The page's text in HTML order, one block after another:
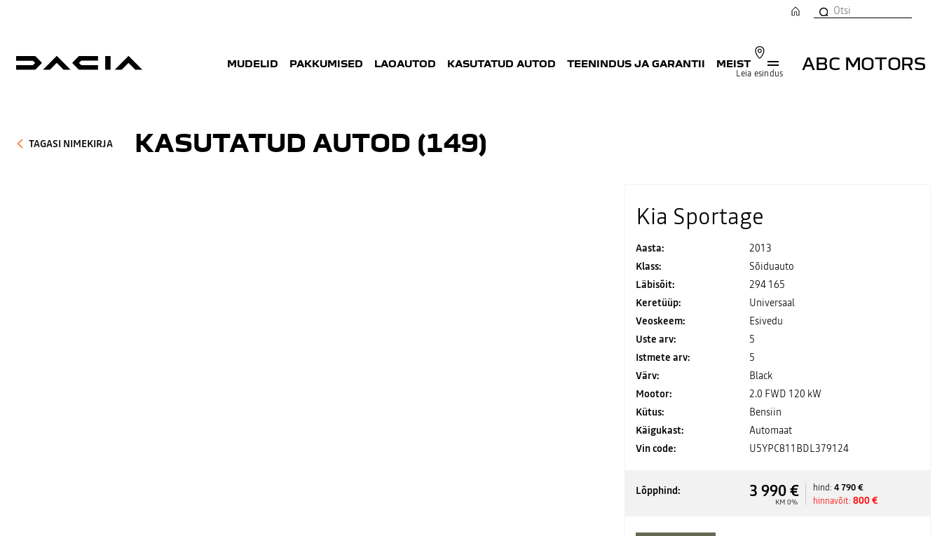
Leia esindus
ABC MOTORS
MUDELID PAKKUMISED LAOAUTOD KASUTATUD AUTOD TEENINDUS JA GARANTII MEIST
TAGASI NIMEKIRJA KASUTATUD AUTOD (149)
Kia Sportage
Aasta:
2013
Klass:
Sõiduauto
Läbisõit:
294 165
Keretüüp:
Universaal
Veoskeem:
Esivedu
Uste arv:
5
Istmete arv:
5
Värv:
Black
Mootor:
2.0 FWD 120 kW
Kütus:
Bensiin
Käigukast:
Automaat
Vin code:
U5YPC811BDL379124
Lõpphind: 3 990 €
KM 0%
hind: 4 790 €
hinnavõit: 800 €